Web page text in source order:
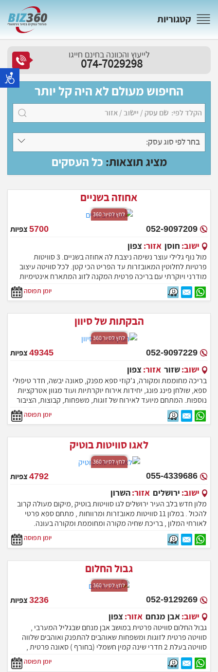
קטגוריות
לייעוץ והכוונה בחינם חייגו
074-7029298
החיפוש מעולם לא היה קל יותר
בחר לפי סוג עסק:
מציג תוצאות: כל העסקים
אחוזה בשניים
לחץ לסיור 360
052-9097209
5700צפיות
ישוב: חוסן אזור:צפון
מול נוף גלילי עוצר נשימה ניצבת לה אחוזה בשניים. 3 סוויטות
פרטיות לחלוטין המאובזרות עד הפריט הכי קטן. לכל סוויטה עיצוב
מודרני ויוקרתי עם בריכה פרטית המקנה לזוג המתארח אינטימיות
ופרטיות מוחלטת. אז אל תתלבטו ותרשו לעצמכם להתפנק בחופשה
בלתי נשכחת שתשאיר לכם טעם של עוד... מיקום
יומן תפוסה
הבקתות של סיוון
לחץ לסיור 360
052-9097229
49345צפיות
ישוב:שזור אזור:צפון
בריכה מחוממת ומקורה, ג'קוזי ספא מפנק, סאונה יבשה, חדר טיפולי
ספא, שולחן פינג פונג, יחידות אירוח יוקרתיות ועוד מגוון אטרקציות
נוספות. המתחם מיועד לאירוח של זוגות, משפחות, קבוצות, הציבור
הדתי, ימי כיף וערבי גיבוש.
יומן תפוסה
לאגו סוויטות בוטיק
לחץ לסיור 360
055-4339686
4792צפיות
ישוב: ירושלים אזור:השרון
מלון חדש בלב העיר ירושלים לגו סוויטות בוטיק ,מיקום מעולה קרוב
להכול . במלון 11 סוויטות מאובזרות ומרווחות , מתחם ספא פרטי
לאורחי המלון , בריכת שחיה מקורה ומחוממת ומקורה בעונה.
סוויטות פרטיות עם גקוזי פרטי פרטיות מוחלטת !! המתחם נמצא
קרוב למגוון אטרקציות ירושלמיות.
יומן תפוסה
גבול החלום
לחץ לסיור 360
052-9129269
3236צפיות
ישוב:אבן מנחם אזור:צפון
גבול החלום סוויטה פרטית במושב אבן מנחם שבגליל המערבי ,
סוויטה פרטית לזוגות ומשפחות שאוהבים להתפנק ואוהבים שלווה
סוויטה בעלת 2 חדרי שינה קמין חשמלי (בחורף ) סאונה פרטית ,
גקו'יזי ספא זוגי , בריכה פרטית , עמדת מנגל BBQ ועוד פינוקים ללא
הפסקה ניתן לארח בסוויטה עד 5 נופשים בהרכב של זוג + 3.
יומן תפוסה